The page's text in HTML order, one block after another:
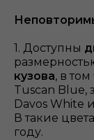
1. Доступны
кузова, в
Tuscan Blue,
Davos White
В такие
году.